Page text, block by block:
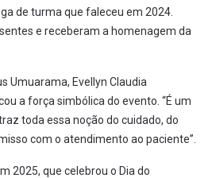
de turma que faleceu em 2024.
e receberam a homenagem da
Umuarama, Evellyn Claudia
a força simbólica do evento. “É um
toda essa noção do cuidado, do
com o atendimento ao paciente”.
2025, que celebrou o Dia do